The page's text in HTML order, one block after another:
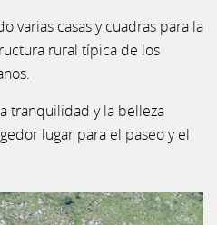
varias casas y cuadras para la
rural típica de los
tranquilidad y la belleza
lugar para el paseo y el